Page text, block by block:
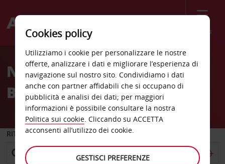
Menù
Welcome
AvisNoleggio auto Culiacan
Bachigualato Apo
RITIRO DA
Cookies policy
Utilizziamo i cookie per personalizzare le nostre
offerte, analizzare i dati e migliorare l’esperienza di
navigazione sul nostro sito. Condividiamo i dati
anche con partner affidabili che si occupano di
pubblicità e analisi dei dati; per maggiori
informazioni è possibile consultare la nostra
Politica sui cookie. Cliccando su ACCETTA
acconsenti all’utilizzo dei cookie.
GESTISCI PREFERENZE